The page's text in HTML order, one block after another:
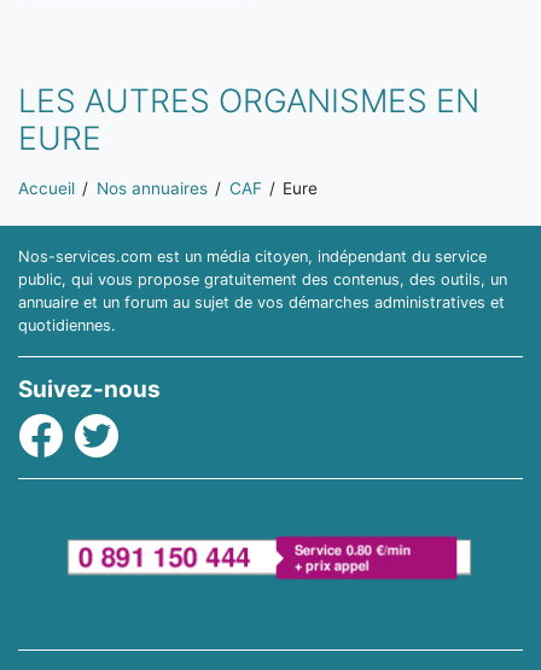
LES AUTRES ORGANISMES EN
EURE
Vous êtes ici:
Accueil Nos annuaires CAF Eure
Nos-services.com est un média citoyen, indépendant du service
public, qui vous propose gratuitement des contenus, des outils, un
annuaire et un forum au sujet de vos démarches administratives et
quotidiennes.
Suivez-nous
Facebook
Twitter